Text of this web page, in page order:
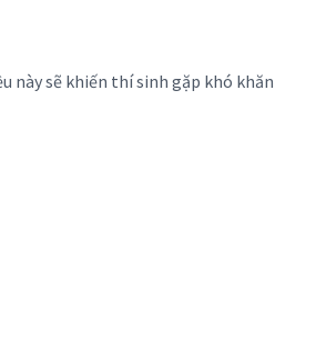
này sẽ khiến thí sinh gặp khó khăn